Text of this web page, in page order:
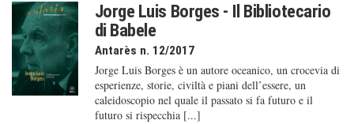
Jorge Luis Borges - Il Bibliotecario
di Babele
Antarès n. 12/2017
Jorge Luis Borges è un autore oceanico, un crocevia di
esperienze, storie, civiltà e piani dell’essere, un
caleido­scopio nel quale il passato si fa futuro e il
futuro si rispecchia [...]